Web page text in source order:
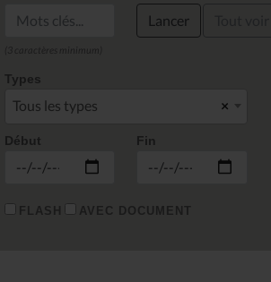
Lancer
Types
×
Tous les types
Début Fin
FLASH AVEC DOCUMENT